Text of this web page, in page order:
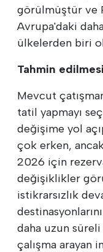
görülmüştür ve
Avrupa'daki
ülkelerden biri
Tahmin
Mevcut
tatil yapmayı
değişime yol
çok erken,
2026 için
değişiklikler
istikrarsızlık
daha uzun
çalışma arayan